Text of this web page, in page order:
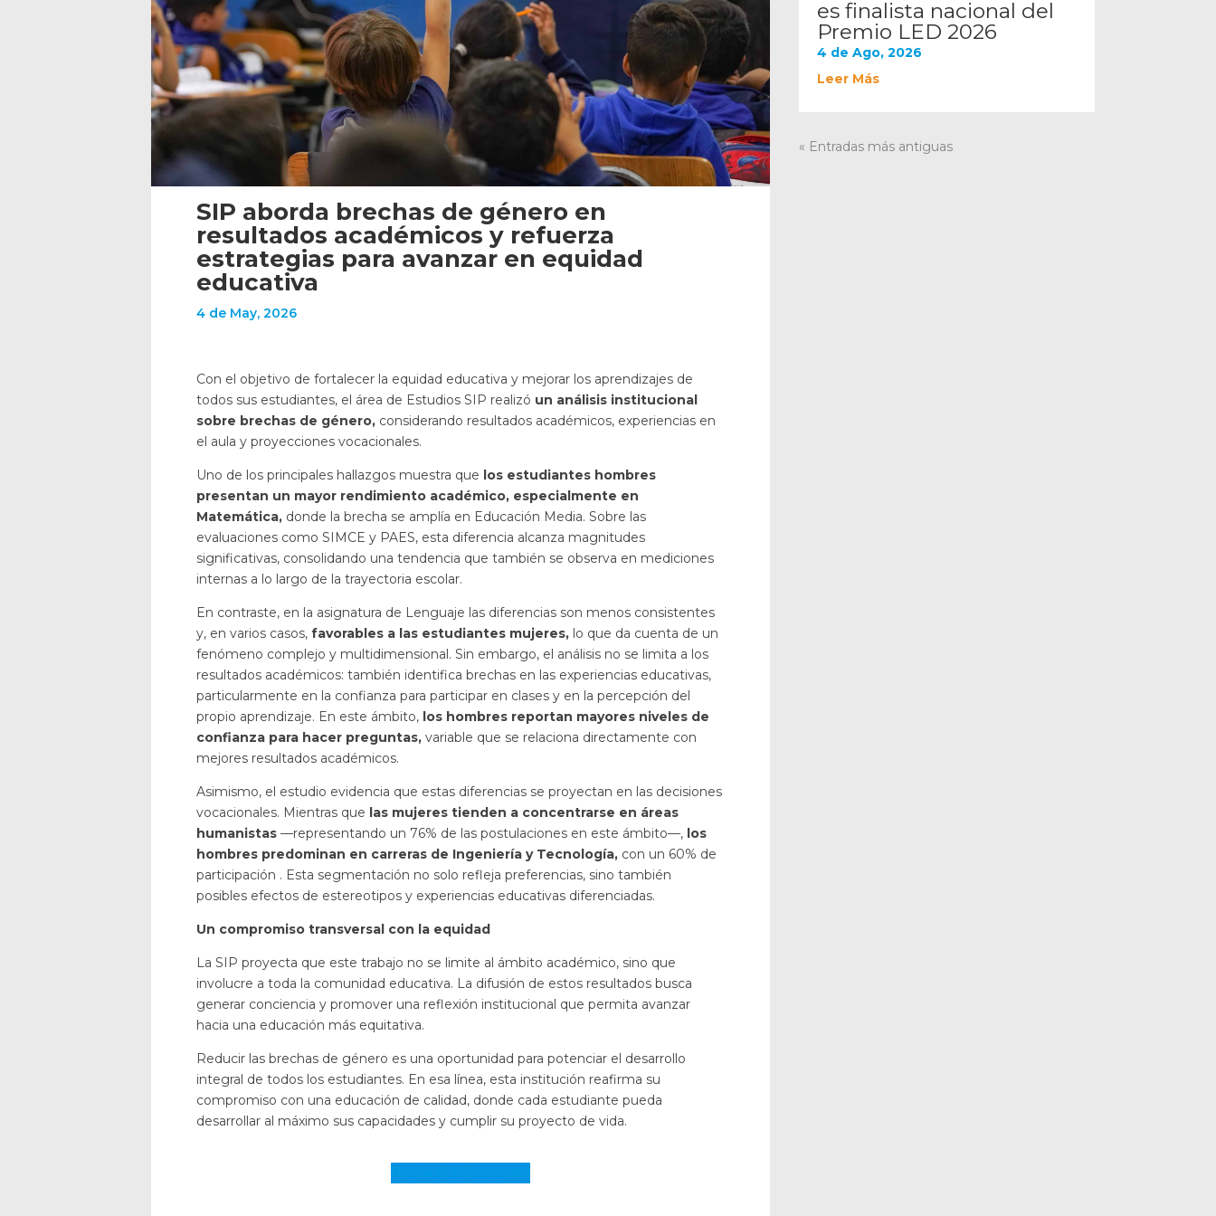
es finalista nacional del
Premio LED 2026
4 de Ago, 2026
Leer Más
« Entradas más antiguas
SIP aborda brechas de género en
resultados académicos y refuerza
estrategias para avanzar en equidad
educativa
4 de May, 2026
Con el objetivo de fortalecer la equidad educativa y mejorar los aprendizajes de
todos sus estudiantes, el área de Estudios SIP realizó un análisis institucional
sobre brechas de género,considerando resultados académicos, experiencias en
el aula y proyecciones vocacionales.
Uno de los principales hallazgos muestra que los estudiantes hombres
presentan un mayor rendimiento académico, especialmente en
Matemática,donde la brecha se amplía en Educación Media. Sobre las
evaluaciones como SIMCE y PAES, esta diferencia alcanza magnitudes
significativas, consolidando una tendencia que también se observa en mediciones
internas a lo largo de la trayectoria escolar.
En contraste, en la asignatura de Lenguaje las diferencias son menos consistentes
y, en varios casos, favorables a las estudiantes mujeres,lo que da cuenta de un
fenómeno complejo y multidimensional. Sin embargo, el análisis no se limita a los
resultados académicos: también identifica brechas en las experiencias educativas,
particularmente en la confianza para participar en clases y en la percepción del
propio aprendizaje. En este ámbito, los hombres reportan mayores niveles de
confianza para hacer preguntas, variable que se relaciona directamente con
mejores resultados académicos.
Asimismo, el estudio evidencia que estas diferencias se proyectan en las decisiones
vocacionales. Mientras que las mujeres tienden a concentrarse en áreas
humanistas—representando un 76% de las postulaciones en este ámbito—, los
hombres predominan en carreras de Ingeniería y Tecnología,con un 60% de
participación . Esta segmentación no solo refleja preferencias, sino también
posibles efectos de estereotipos y experiencias educativas diferenciadas.
Un compromiso transversal con la equidad
La SIP proyecta que este trabajo no se limite al ámbito académico, sino que
involucre a toda la comunidad educativa. La difusión de estos resultados busca
generar conciencia y promover una reflexión institucional que permita avanzar
hacia una educación más equitativa.
Reducir las brechas de género es una oportunidad para potenciar el desarrollo
integral de todos los estudiantes. En esa línea, esta institución reafirma su
compromiso con una educación de calidad, donde cada estudiante pueda
desarrollar al máximo sus capacidades y cumplir su proyecto de vida.